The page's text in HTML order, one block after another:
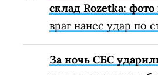
склад Rozetka:
враг нанес удар по
За ночь СБС